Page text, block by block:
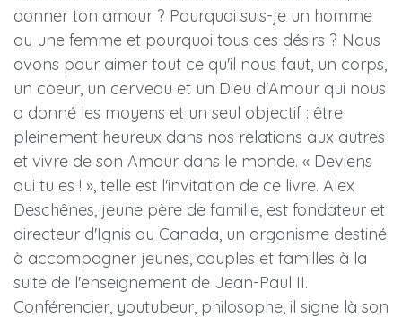
donner ton amour ? Pourquoi suis-je un homme
ou une femme et pourquoi tous ces désirs ? Nous
avons pour aimer tout ce qu'il nous faut, un corps,
un coeur, un cerveau et un Dieu d'Amour qui nous
a donné les moyens et un seul objectif : être
pleinement heureux dans nos relations aux autres
et vivre de son Amour dans le monde. « Deviens
qui tu es ! », telle est l'invitation de ce livre. Alex
Deschênes, jeune père de famille, est fondateur et
directeur d'Ignis au Canada, un organisme destiné
à accompagner jeunes, couples et familles à la
suite de l'enseignement de Jean-Paul II.
Conférencier, youtubeur, philosophe, il signe là son